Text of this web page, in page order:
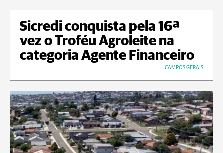
Sicredi conquista pela 16ª
vez o Troféu Agroleite na
categoria Agente Financeiro
CAMPOS GERAIS